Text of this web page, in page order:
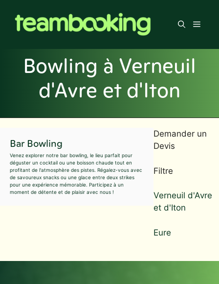
contenu
Menu
Bowling à Verneuil
d'Avre et d'Iton
Bar Bowling
Venez explorer notre bar bowling, le lieu parfait pour
déguster un cocktail ou une boisson chaude tout en
profitant de l'atmosphère des pistes. Régalez-vous avec
de savoureux snacks ou une glace entre deux strikes
pour une expérience mémorable. Participez à un
moment de détente et de plaisir avec nous !
Demander un
Devis
Filtre
Verneuil d'Avre
et d'Iton
Eure